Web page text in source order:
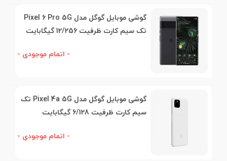
گوشی موبایل گوگل مدل Pixel 6 Pro 5G
تک‌ سیم کارت ظرفیت 12/256 گیگابایت
- اتمام موجودی -
گوشی موبایل گوگل مدل Pixel 4a 5G تک‌
سیم کارت ظرفیت 6/128 گیگابایت
- اتمام موجودی -